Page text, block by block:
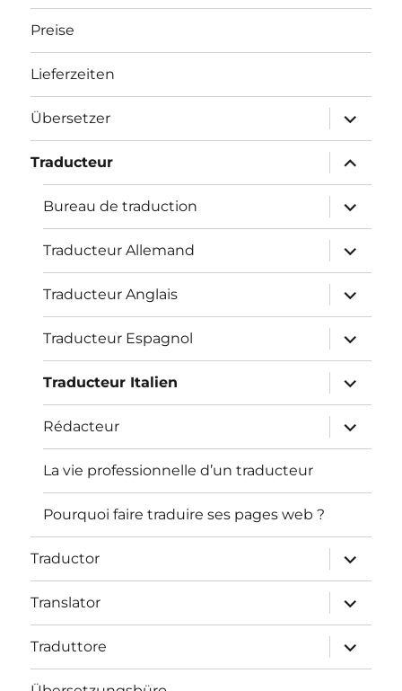
Preise
Lieferzeiten
Übersetzer
öffnen
Traducteur
öffnen
Bureau de traduction
öffnen
Traducteur Allemand
öffnen
Traducteur Anglais
öffnen
Traducteur Espagnol
öffnen
Traducteur Italien
öffnen
Rédacteur
öffnen
La vie professionnelle d’un traducteur
Pourquoi faire traduire ses pages web ?
Traductor
öffnen
Translator
öffnen
Traduttore
öffnen